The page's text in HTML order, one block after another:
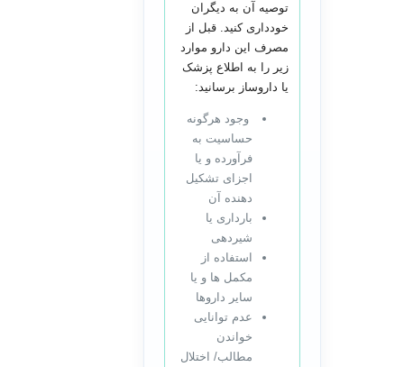
توصیه آن به دیگران
خودداری کنید. قبل از
مصرف این دارو موارد
زیر را به اطلاع پزشک
یا داروساز برسانید:
وجود هرگونه
حساسیت به
فرآورده و یا
اجزای تشکیل
دهنده آن
بارداری یا
شیردهی
استفاده از
مکمل ها و یا
سایر داروها
عدم توانایی
خواندن
مطالب/ اختلال